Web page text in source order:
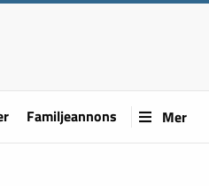
Familjeannons Mer